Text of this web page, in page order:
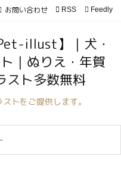


サイド

お問い合わせ  RSS Feedly
illust】｜犬・
｜ぬりえ・年賀
スト多数無料
トをご提供します。